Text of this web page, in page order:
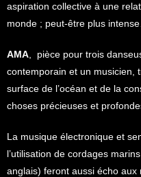
aspiration collective à une
monde ; peut-être plus
AMA , pièce pour trois
contemporain et un musicien,
surface de l’océan et de la
choses précieuses et
La musique électronique et
l’utilisation de cordages
anglais) feront aussi écho